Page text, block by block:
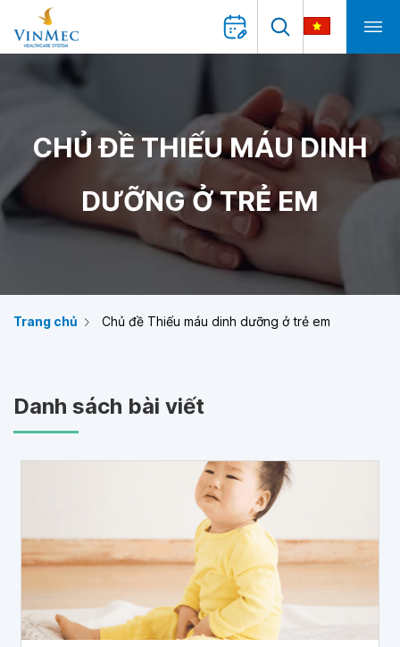
CHỦ ĐỀ THIẾU MÁU DINH
DƯỠNG Ở TRẺ EM
Trang chủ Chủ đề Thiếu máu dinh dưỡng ở trẻ em
Danh sách bài viết